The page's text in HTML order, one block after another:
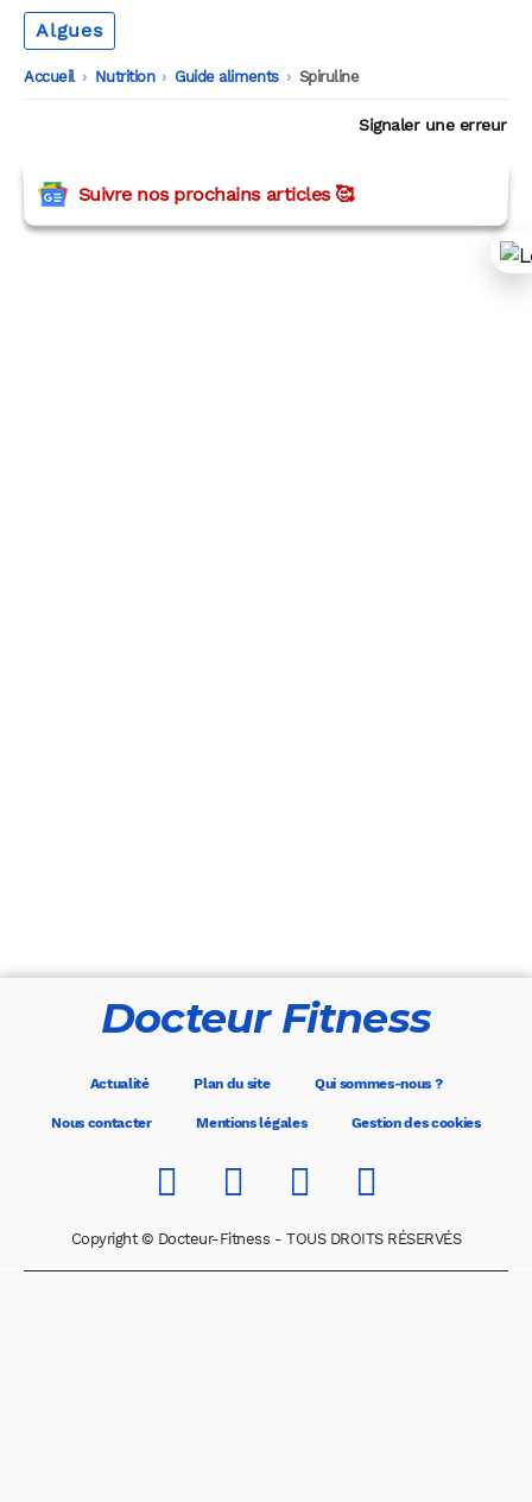
Algues
Accueil -
Nutrition -
Guide aliments -
Spiruline
Signaler une erreur
Suivre nos prochains articles 🥰
Docteur Fitness
Actualité Plan du site Qui sommes-nous ?
Nous contacter Mentions légales Gestion des cookies
Copyright © Docteur-Fitness - TOUS DROITS RÉSERVÉS